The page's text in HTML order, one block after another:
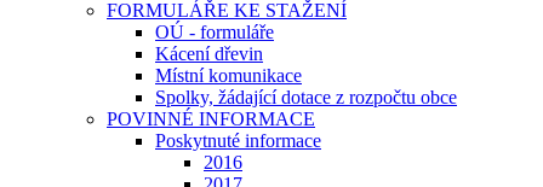
FORMULÁŘE KE STAŽENÍ
OÚ - formuláře
Kácení dřevin
Místní komunikace
Spolky, žádající dotace z rozpočtu obce
POVINNÉ INFORMACE
Poskytnuté informace
2016